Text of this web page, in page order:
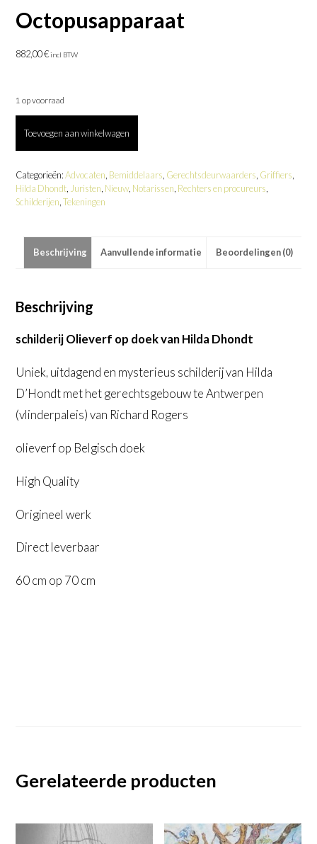
Octopusapparaat
882,00€incl BTW
1 op voorraad
Dhondt
-
Octopusapparaat
aantal
Toevoegen aan winkelwagen
Categorieën:Advocaten, Bemiddelaars, Gerechtsdeurwaarders, Griffiers,
Hilda Dhondt, Juristen, Nieuw, Notarissen, Rechters en procureurs,
Schilderijen,Tekeningen
Beschrijving Aanvullende informatie Beoordelingen (0)
Beschrijving
schilderij Olieverf op doek van Hilda Dhondt
Uniek, uitdagend en mysterieus schilderij van Hilda
D’Hondt met het gerechtsgebouw te Antwerpen
(vlinderpaleis) van Richard Rogers
olieverf op Belgisch doek
High Quality
Origineel werk
Direct leverbaar
60 cm op 70 cm
Gerelateerde producten